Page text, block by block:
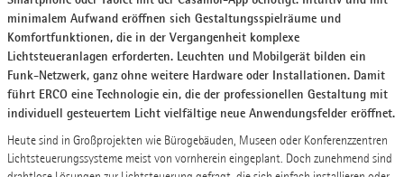
minimalem Aufwand eröffnen sich Gestaltungsspielräume und
Komfortfunktionen, die in der Vergangenheit komplexe
Lichtsteueranlagen erforderten. Leuchten und Mobilgerät bilden ein
Funk-Netzwerk, ganz ohne weitere Hardware oder Installationen. Damit
führt ERCO eine Technologie ein, die der professionellen Gestaltung mit
individuell gesteuertem Licht vielfältige neue Anwendungsfelder eröffnet.
Heute sind in Großprojekten wie Bürogebäuden, Museen oder Konferenzzentren
Lichtsteuerungssysteme meist von vornherein eingeplant. Doch zunehmend sind